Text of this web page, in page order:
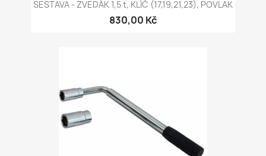
SESTAVA - ZVEDÁK 1,5 t, KLÍČ (17,19,21,23), POVLAK
830,00 Kč